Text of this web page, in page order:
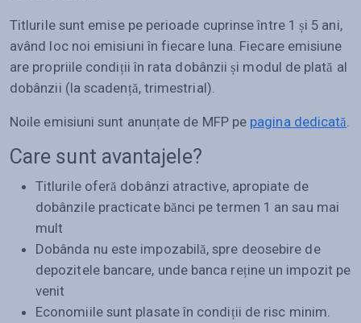
Titlurile sunt emise pe perioade cuprinse între 1 și 5 ani,
având loc noi emisiuni în fiecare luna. Fiecare emisiune
are propriile condiții în rata dobânzii și modul de plată al
dobânzii (la scadență, trimestrial).
Noile emisiuni sunt anunțate de MFP pe pagina dedicată
Care sunt avantajele?
Titlurile oferă dobânzi atractive, apropiate de
dobânzile practicate bănci pe termen 1 an sau mai
mult
Dobânda nu este impozabilă, spre deosebire de
depozitele bancare, unde banca reține un impozit pe
venit
Economiile sunt plasate în condiții de risc minim.